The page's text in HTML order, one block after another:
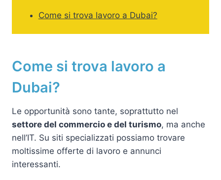
Come si trova lavoro a Dubai?
Come si trova lavoro a
Dubai?
Le opportunità sono tante, soprattutto nel
settore del commercio e del turismo, ma anche
nell’IT. Su siti specializzati possiamo trovare
moltissime offerte di lavoro e annunci
interessanti.